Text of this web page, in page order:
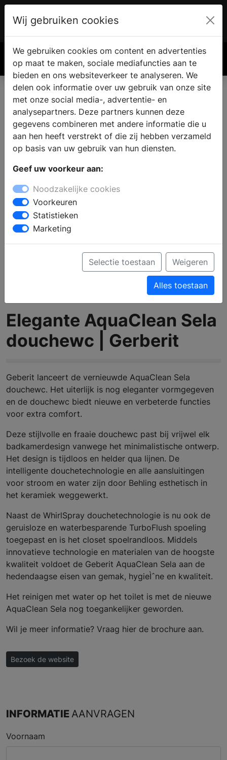
€ 0.00
Elegante AquaClean Sela
douchewc | Gerberit
Geberit lanceert de vernieuwde AquaClean Sela
douchewc. Het uiterlijk is nog eleganter vormgegeven
en de douchewc biedt nieuwe en verbeterde functies
voor extra comfort.
Deze stijlvolle en fraaie douchewc past bij vrijwel elk
badkamerdesign vanwege het minimalistische ontwerp.
Het design is tijdloos en helder qua lijnen. De
intelligente douchetechnologie en alle aansluitingen
voor stroom en water zijn door Behling esthetisch in
het keramiek weggewerkt.
Naast de WhirlSpray douchetechnologie is nu ook de
geruisloze en waterbesparende TurboFlush spoeling
toegepast en is het closet spoelrandloos. Middels
innovatieve technologie en materialen van de hoogste
kwaliteit voldoet de Geberit AquaClean Sela aan de
hedendaagse eisen van gemak, hygieÌˆne en kwaliteit.
Het reinigen met water op het toilet is met de nieuwe
AquaClean Sela nog toegankelijker geworden.
Wil je meer informatie? Vraag hier de brochure aan.
Bezoek de website
INFORMATIEAANVRAGEN
Voornaam
Wij gebruiken cookies
We gebruiken cookies om content en advertenties
op maat te maken, sociale mediafuncties aan te
bieden en ons websiteverkeer te analyseren. We
delen ook informatie over uw gebruik van onze site
met onze social media-, advertentie- en
analysepartners. Deze partners kunnen deze
gegevens combineren met andere informatie die u
aan hen heeft verstrekt of die zij hebben verzameld
op basis van uw gebruik van hun diensten.
Geef uw voorkeur aan:
Noodzakelijke cookies
Voorkeuren
Statistieken
Marketing
Selectie toestaan Weigeren
Alles toestaan